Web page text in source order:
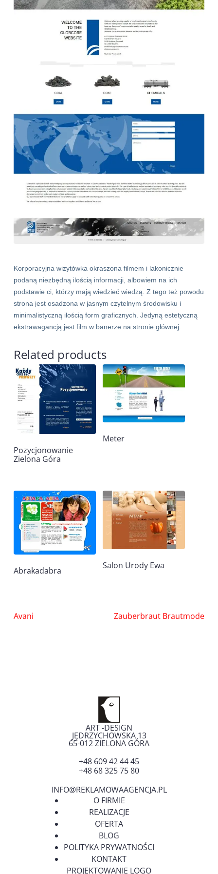
Korporacyjna wizytówka okraszona filmem i lakonicznie
podaną niezbędną ilością informacji, albowiem na ich
podstawie ci, którzy mają wiedzieć wiedzą. Z tego też powodu
strona jest osadzona w jasnym czytelnym środowisku i
minimalistyczną ilością form graficznych. Jedyną estetyczną
ekstrawagancją jest film w banerze na stronie głównej.
Related products
Pozycjonowanie
Zielona Góra
Meter
Abrakadabra
Salon Urody Ewa
Nawigacja
Avani Zauberbraut Brautmode
ART -DESIGN
JĘDRZYCHOWSKA 13
65-012ZIELONA GÓRA
+48 609 42 44 45
+48 68 325 75 80
INFO@REKLAMOWAAGENCJA.PL
O FIRMIE
REALIZACJE
OFERTA
BLOG
POLITYKA PRYWATNOŚCI
KONTAKT
PROJEKTOWANIE LOGO